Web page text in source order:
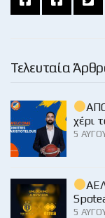
Τελευταία
χέρι
5
5